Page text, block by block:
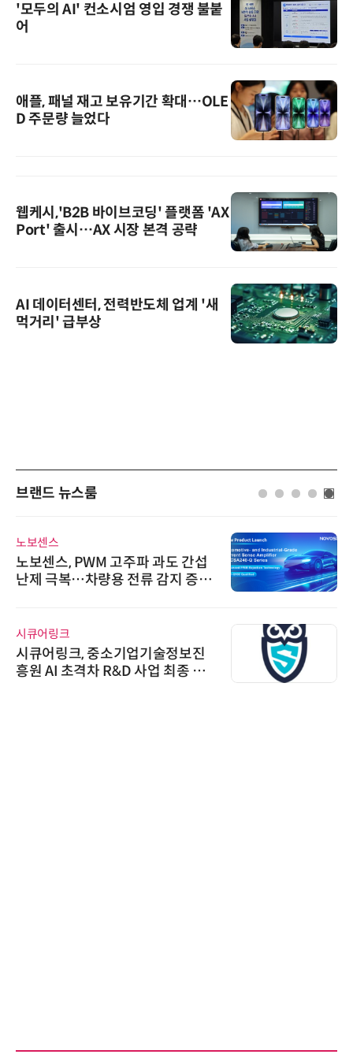
'모두의 AI' 컨소시엄 영입 경쟁 불붙
어
애플, 패널 재고 보유기간 확대…OLE
D 주문량 늘었다
웹케시,'B2B 바이브코딩' 플랫폼 'AX
Port' 출시…AX 시장 본격 공략
AI 데이터센터, 전력반도체 업계 '새
먹거리' 급부상
브랜드 뉴스룸
노보센스
노보센스, PWM 고주파 과도 간섭
난제 극복…차량용 전류 감지 증폭
시큐어링크
시큐어링크, 중소기업기술정보진
흥원 AI 초격차 R&D 사업 최종 선